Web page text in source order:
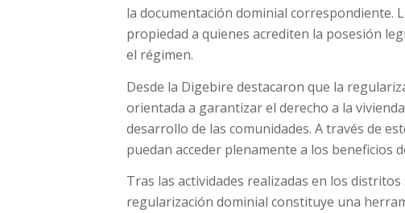
la documentación dominial correspondiente.
propiedad a quienes acrediten la posesión
el régimen.
Desde la Digebire destacaron que la
orientada a garantizar el derecho a la
desarrollo de las comunidades. A través de
puedan acceder plenamente a los beneficios
Tras las actividades realizadas en los
regularización dominial constituye una